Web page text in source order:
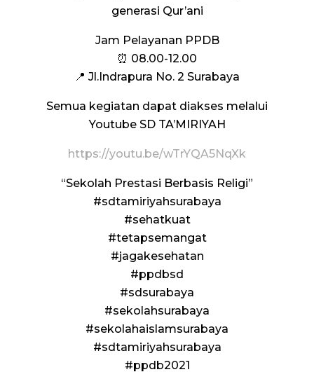
generasi Qur’ani
Jam Pelayanan PPDB
⏰ 08.00-12.00
📍 Jl.Indrapura No. 2 Surabaya
Semua kegiatan dapat diakses melalui
Youtube SD TA’MIRIYAH
https://youtu.be/wTrYQA5NqXk
“Sekolah Prestasi Berbasis Religi”
#sdtamiriyahsurabaya
#sehatkuat
#tetapsemangat
#jagakesehatan
#ppdbsd
#sdsurabaya
#sekolahsurabaya
#sekolahaislamsurabaya
#sdtamiriyahsurabaya
#ppdb2021